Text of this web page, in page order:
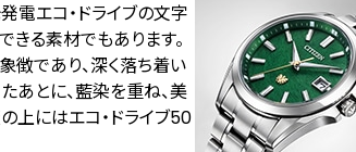
電エコ・ドライブの文字
る素材でもあります。
であり、深く落ち着い
あとに、藍染を重ね、美
上にはエコ・ドライブ50